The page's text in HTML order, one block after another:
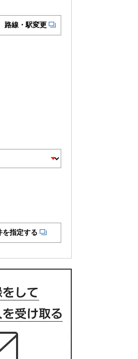
路線・駅変更
を指定する